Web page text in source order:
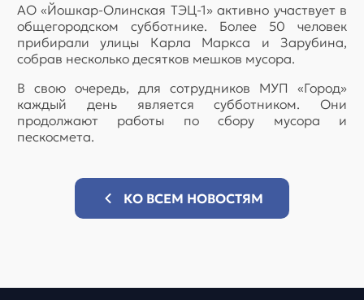
АО «Йошкар-Олинская ТЭЦ-1» активно участвует в
общегородском субботнике. Более 50 человек
прибирали улицы Карла Маркса и Зарубина,
собрав несколько десятков мешков мусора.
В свою очередь, для сотрудников МУП «Город»
каждый день является субботником. Они
продолжают работы по сбору мусора и
пескосмета.
КО ВСЕМ НОВОСТЯМ